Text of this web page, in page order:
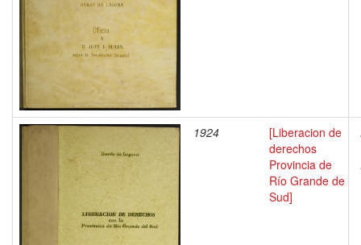
1924
[Liberacion de
derechos
Provincia de
Río Grande de
Sud]